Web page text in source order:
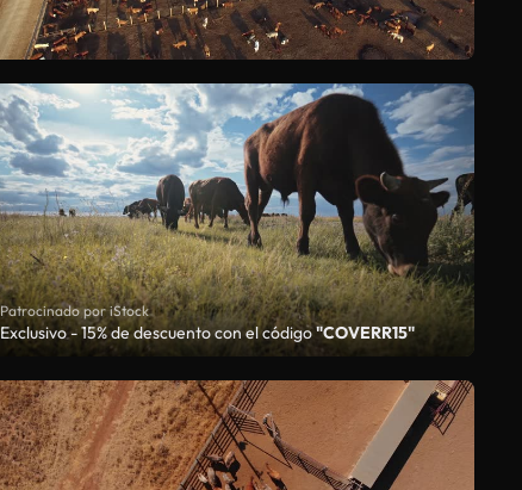
Patrocinado por iStock
Exclusivo - 15% de descuento con el código"COVERR15"